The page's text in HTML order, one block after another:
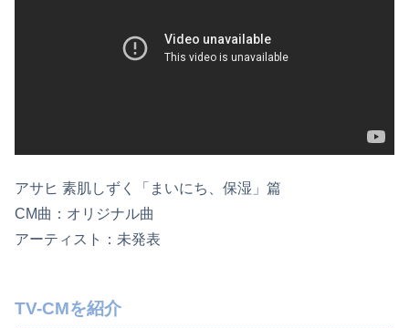
アサヒ 素肌しずく「まいにち、保湿」篇
CM曲：オリジナル曲
アーティスト：未発表
TV-CMを紹介